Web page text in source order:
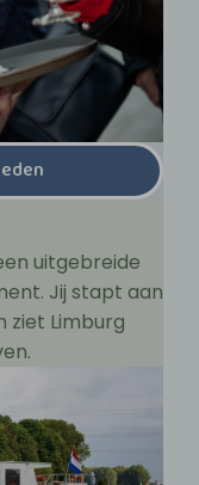
uitgebreide
Jij stapt aan
ziet Limburg